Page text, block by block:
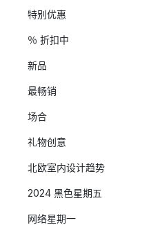
特别优惠
％ 折扣中
新品
最畅销
场合
礼物创意
北欧室内设计趋势
2024 黑色星期五
网络星期一